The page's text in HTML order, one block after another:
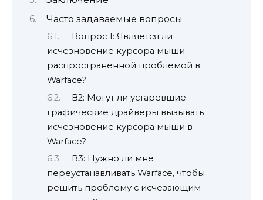
Часто задаваемые вопросы
Вопрос 1: Является ли
исчезновение курсора мыши
распространенной проблемой в
Warface?
В2: Могут ли устаревшие
графические драйверы вызывать
исчезновение курсора мыши в
Warface?
В3: Нужно ли мне
переустанавливать Warface, чтобы
решить проблему с исчезающим